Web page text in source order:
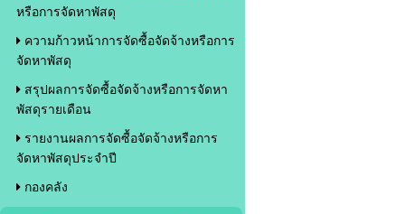
หรือการจัดหาพัสดุ
ความก้าวหน้าการจัดซื้อจัดจ้างหรือการ
จัดหาพัสดุ
สรุปผลการจัดซื้อจัดจ้างหรือการจัดหา
พัสดุรายเดือน
รายงานผลการจัดซื้อจัดจ้างหรือการ
จัดหาพัสดุประจำปี
กองคลัง